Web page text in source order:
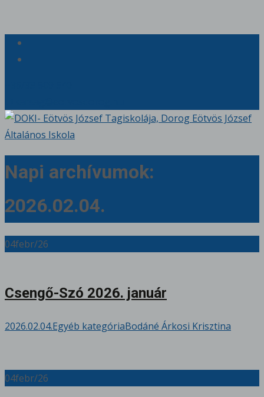
Napi archívumok:
2026.02.04.
04febr/26
Csengő-Szó 2026. január
2026.02.04.Egyéb kategóriaBodáné Árkosi Krisztina
04febr/26